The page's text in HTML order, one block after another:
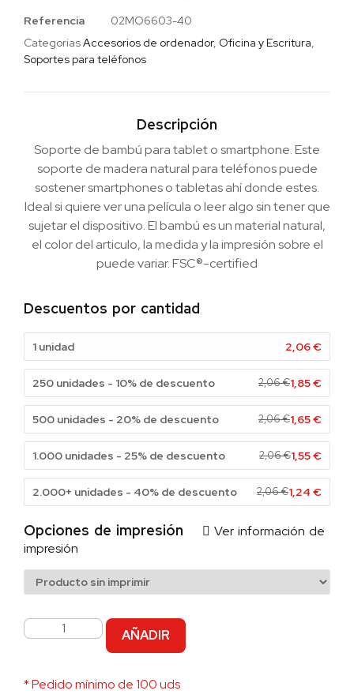
Referencia
02MO6603-40
CategoriasAccesorios de ordenador, Oficina y Escritura,
Soportes para teléfonos
Descripción
Soporte de bambú para tablet o smartphone. Este
soporte de madera natural para teléfonos puede
sostener smartphones o tabletas ahí donde estes.
Ideal si quiere ver una película o leer algo sin tener que
sujetar el dispositivo. El bambú es un material natural,
el color del articulo, la medida y la impresión sobre el
puede variar. FSC®-certified
Descuentos por cantidad
1 unidad 2,06€
250 unidades - 10% de descuento 2,06€1,85€
500 unidades - 20% de descuento 2,06€1,65€
1.000 unidades - 25% de descuento 2,06€1,55€
2.000+ unidades - 40% de descuento 2,06€1,24 €
Opciones de impresión
Ver información de
impresión
AÑADIR
* Pedido mínimo de 100 uds